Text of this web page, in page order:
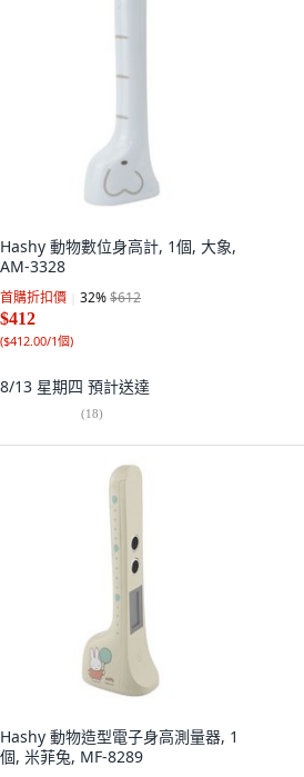
Hashy 動物數位身高計, 1個, 大象,
AM-3328
首購折扣價 32%$612
$412
($412.00/1個)
8/13 星期四 預計送達
(18)
Hashy 動物造型電子身高測量器, 1
個, 米菲兔, MF-8289